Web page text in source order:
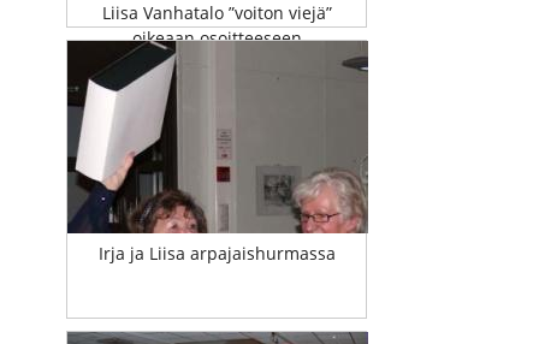
Liisa Vanhatalo ”voiton viejä”
oikeaan osoitteeseen
Irja ja Liisa arpajaishurmassa